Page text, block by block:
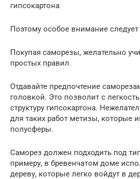
гипсокартона
Поэтому особое внимание
Покупая саморезы, желательно
простых правил.
Отдавайте предпочтение
головкой. Это позволит с
структуру гипсокартона.
для таких работ метизы, которые
полусферы.
Саморез должен подходить под
примеру, в бревенчатом доме
дереву, которые легко войдут в